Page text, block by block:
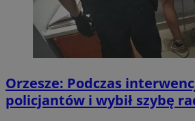
Orzesze: Podczas
policjantów i wybił szybę